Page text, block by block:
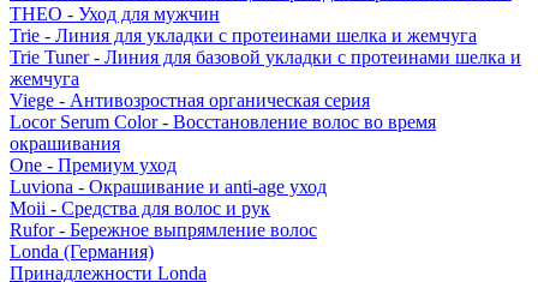
THEO - Уход для мужчин
Trie - Линия для укладки с протеинами шелка и жемчуга
Trie Tuner - Линия для базовой укладки с протеинами шелка и
жемчуга
Viege - Антивозростная органическая серия
Locor Serum Color - Восстановление волос во время
окрашивания
One - Премиум уход
Luviona - Окрашивание и anti-age уход
Moii - Средства для волос и рук
Rufor - Бережное выпрямление волос
Londa (Германия)
Принадлежности Londa